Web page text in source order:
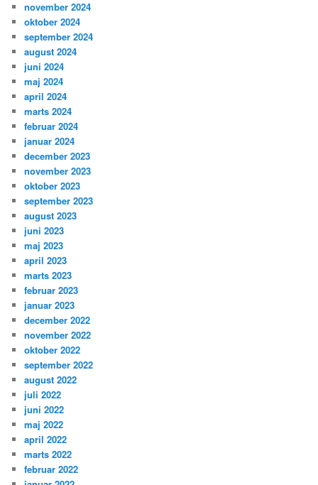
november 2024
oktober 2024
september 2024
august 2024
juni 2024
maj 2024
april 2024
marts 2024
februar 2024
januar 2024
december 2023
november 2023
oktober 2023
september 2023
august 2023
juni 2023
maj 2023
april 2023
marts 2023
februar 2023
januar 2023
december 2022
november 2022
oktober 2022
september 2022
august 2022
juli 2022
juni 2022
maj 2022
april 2022
marts 2022
februar 2022